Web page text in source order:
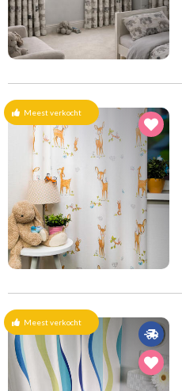
Meest verkocht
Meest verkocht